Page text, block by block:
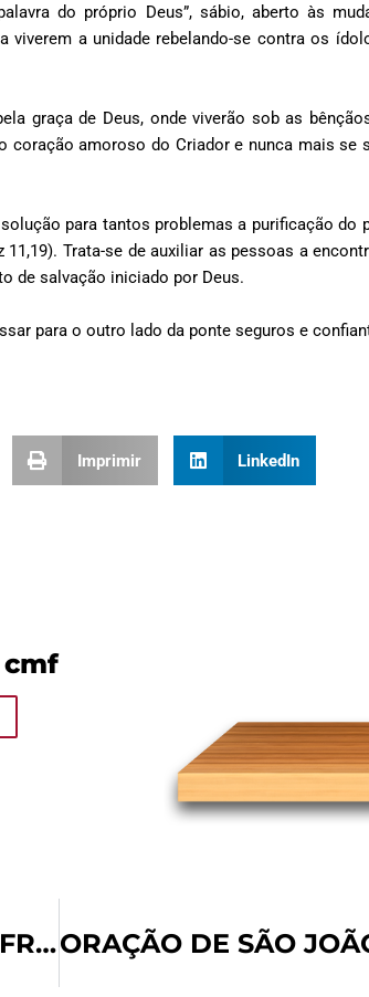
do próprio Deus”, sábio, aberto às
viverem a unidade rebelando-se contra os
graça de Deus, onde viverão sob as
coração amoroso do Criador e nunca mais se
para tantos problemas a purificação do
Trata-se de auxiliar as pessoas a
de salvação iniciado por Deus.
para o outro lado da ponte seguros e
Imprimir LinkedIn
cmf
TEMA E ORAÇÃO DA CAMPANHA DA FRATERNIDADE 2024 É DIVULGADO PELA CNBB E EDITORA AVE MARIA REALIZA PALESTRA FORMATIVA